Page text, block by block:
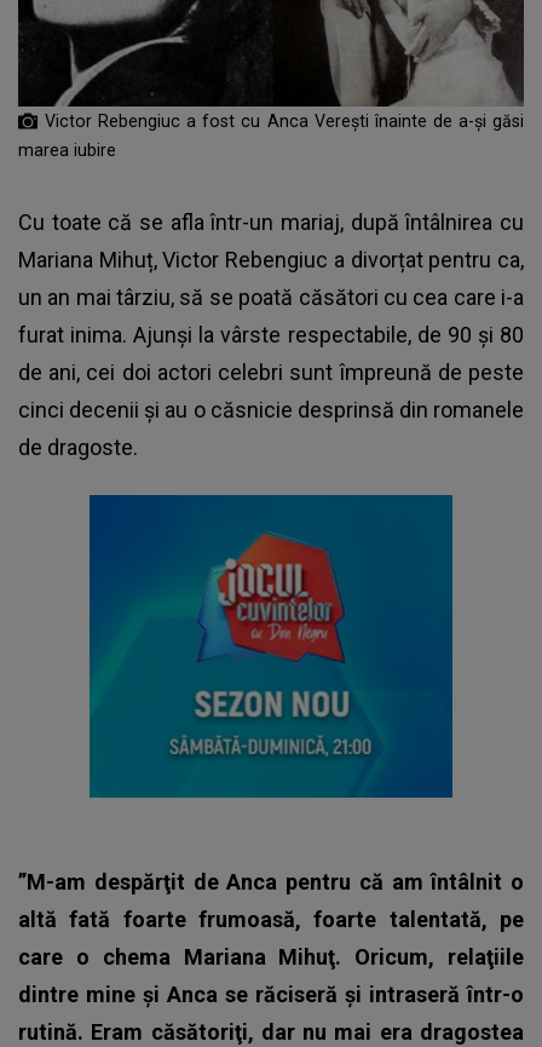
Victor Rebengiuc a fost cu Anca Verești înainte de a-și găsi
marea iubire
Cu toate că se afla într-un mariaj, după întâlnirea cu
Mariana Mihuț, Victor Rebengiuc a divorțat pentru ca,
un an mai târziu, să se poată căsători cu cea care i-a
furat inima. Ajunși la vârste respectabile, de 90 și 80
de ani, cei doi actori celebri sunt împreună de peste
cinci decenii și au o căsnicie desprinsă din romanele
de dragoste.
”M-am despărţit de Anca pentru că am întâlnit o
altă fată foarte frumoasă, foarte talentată, pe
care o chema Mariana Mihuţ. Oricum, relaţiile
dintre mine şi Anca se răciseră şi intraseră într-o
rutină. Eram căsătoriţi, dar nu mai era dragostea